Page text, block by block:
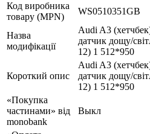
Код виробника
товару (MPN)
WS0510351GB
Назва
модифікації
Audi A3
датчик дощу/
12) 1 512*950
Короткий опис
Audi A3
датчик дощу/
12) 1 512*950
«Покупка
частинами» від
monobank
Выкл